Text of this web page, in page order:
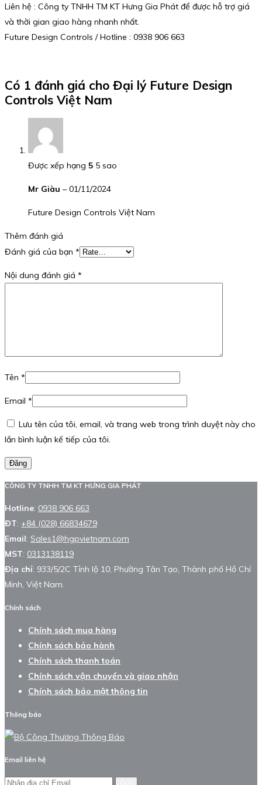
Liên hệ : Công ty TNHH TM KT Hưng Gia Phát để được hỗ trợ giá
và thời gian giao hàng nhanh nhất.
Future Design Controls / Hotline : 0938 906 663
Có 1 đánh giá cho Đại lý Future Design
Controls Việt Nam
Được xếp hạng 5 5 sao
Mr Giàu – 01/11/2024
Future Design Controls Việt Nam
Thêm đánh giá
Đánh giá của bạn *
Nội dung đánh giá *
Tên *
Email *
Lưu tên của tôi, email, và trang web trong trình duyệt này cho
lần bình luận kế tiếp của tôi.
Đăng
CÔNG TY TNHH TM KT HƯNG GIA PHÁT
Hotline: 0938 906 663
ĐT: +84 (028) 66834679
Email: Sales1@hgpvietnam.com
MST: 0313138119
Địa chỉ: 933/5/2C Tỉnh lộ 10, Phường Tân Tạo, Thành phố Hồ Chí
Minh, Việt Nam.
Chính sách
Chính sách mua hàng
Chính sách bảo hành
Chính sách thanh toán
Chính sách vận chuyển và giao nhận
Chính sách bảo mật thông tin
Thông báo
Email liên hệ